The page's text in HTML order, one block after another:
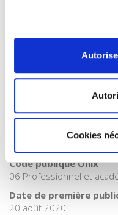
Cookies
Internet Hierarchy>
Catégorie (éditeur)
Internet Hierarchy
POL000000 POLITICAL
SCIENCE / International
BIC subject category
Code publique Onix
06 Professionnel et
Date de première
20 août 2020